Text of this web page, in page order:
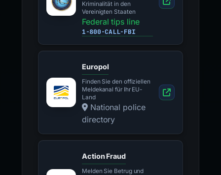
Kriminalität in den
Vereinigten Staaten
Federal tips line
1-800-CALL-FBI
Europol
Finden Sie den offiziellen
Meldekanal für Ihr EU-
Land
National police
directory
Action Fraud
Melden Sie Betrug und